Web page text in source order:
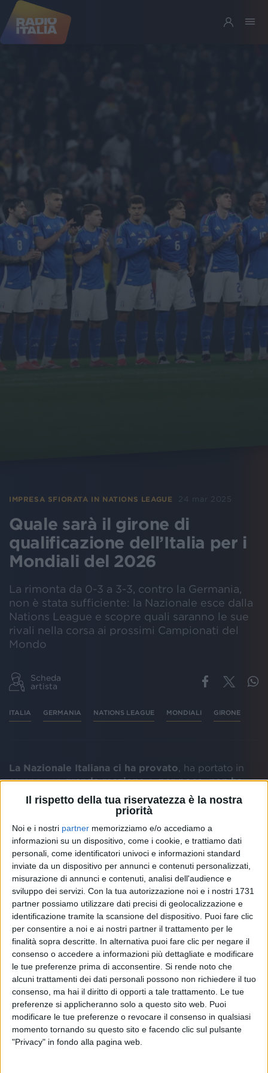
Il rispetto della tua riservatezza è la nostra
priorità
Noi e i nostri partner memorizziamo e/o accediamo a
informazioni su un dispositivo, come i cookie, e trattiamo dati
personali, come identificatori univoci e informazioni standard
inviate da un dispositivo per annunci e contenuti personalizzati,
misurazione di annunci e contenuti, analisi dell'audience e
sviluppo dei servizi. Con la tua autorizzazione noi e i nostri 1731
partner possiamo utilizzare dati precisi di geolocalizzazione e
identificazione tramite la scansione del dispositivo. Puoi fare clic
per consentire a noi e ai nostri partner il trattamento per le
finalità sopra descritte. In alternativa puoi fare clic per negare il
consenso o accedere a informazioni più dettagliate e modificare
le tue preferenze prima di acconsentire. Si rende noto che
alcuni trattamenti dei dati personali possono non richiedere il tuo
consenso, ma hai il diritto di opporti a tale trattamento. Le tue
preferenze si applicheranno solo a questo sito web. Puoi
modificare le tue preferenze o revocare il consenso in qualsiasi
momento tornando su questo sito e facendo clic sul pulsante
"Privacy" in fondo alla pagina web.
IMPRESA SFIORATA IN NATIONS LEAGUE 24 mar 2025
Quale sarà il girone di
qualificazione dell’Italia per i
Mondiali del 2026
La rimonta da 0-3 a 3-3, contro la Germania,
non è stata sufficiente: la Nazionale esce dalla
Nations League e scopre quali saranno le sue
rivali nella corsa ai prossimi Campionati del
Mondo
Scheda
artista
ITALIA GERMANIA NATIONS LEAGUE MONDIALI GIRONE
La Nazionale Italiana ci ha provato , ha portato in
campo unagrande reazionee,per poco, non ha
completato l’impresa
. Contro la Germania, nei
quarti di finale diNations League, gli Azzurri hanno
3 a 3 finale
qualificarsi alle semifinali:ecco, quindi, quale sarà il
girone di qualificazione per i Mondiali del 2026
All’Italia, serviva infattiuna vittoria , nella gara di
ritorno contro i tedeschi a Dortmund. Dopo un primo
tempo shock in cui erano finiti sotto per 3 a 0, gli
Azzurri sono tornati in campo dimostrandogrande
orgoglio e una voglia di reagireche li hanno spinti
fino alpareggio, grazie alla doppietta di Keane al
gol su rigore diRaspadori, credendo in una impresa
che sembrava utopia dopo 45 minuti.